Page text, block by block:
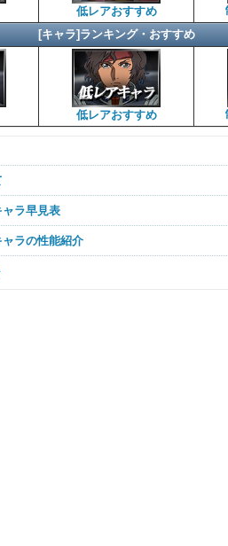
低レアおすすめ
[キャラ]ランキング・おすすめ
低レアおすすめ
ャラ早見表
ャラの性能紹介